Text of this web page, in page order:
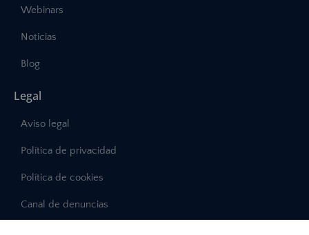
Webinars
Noticias
Blog
Legal
Aviso legal
Política de privacidad
Política de cookies
Canal de denuncias